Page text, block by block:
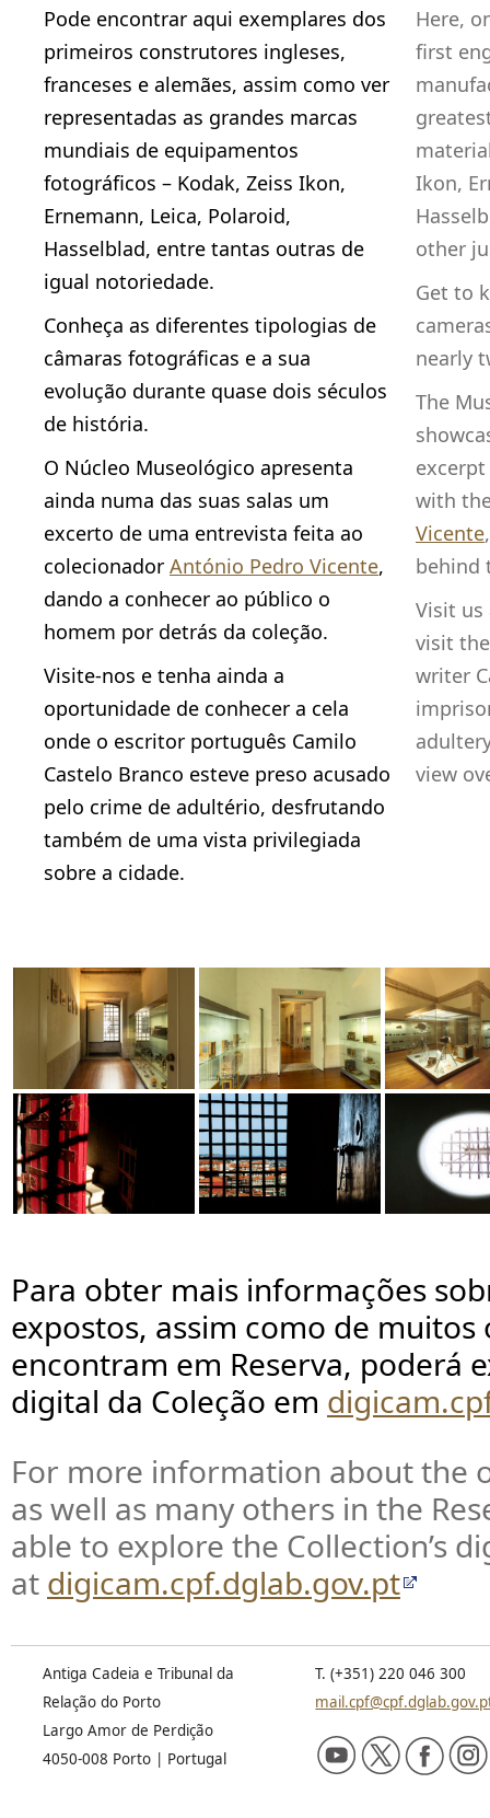
Pode encontrar aqui exemplares dos
primeiros construtores ingleses,
franceses e alemães, assim como ver
representadas as grandes marcas
mundiais de equipamentos
fotográficos – Kodak, Zeiss Ikon,
Ernemann, Leica, Polaroid,
Hasselblad, entre tantas outras de
igual notoriedade.
Conheça as diferentes tipologias de
câmaras fotográficas e a sua
evolução durante quase dois séculos
de história.
O Núcleo Museológico apresenta
ainda numa das suas salas um
excerto de uma entrevista feita ao
colecionador António Pedro Vicente,
dando a conhecer ao público o
homem por detrás da coleção.
Visite-nos e tenha ainda a
oportunidade de conhecer a cela
onde o escritor português Camilo
Castelo Branco esteve preso acusado
pelo crime de adultério, desfrutando
também de uma vista privilegiada
sobre a cidade.
Here,
first
Ikon,
other
Get to
nearly
The
with
Vicente
behind
Visit
visit
writer
view
Para obter mais informações
expostos, assim como de muitos
encontram em Reserva, poderá
digital da Coleção em
For more information about the
as well as many others in the
able to explore the Collection’s
at digicam.cpf.dglab.gov.pt
Antiga Cadeia e Tribunal da
Relação do Porto
Largo Amor de Perdição
4050-008 Porto | Portugal
T. (+351) 220 046 300